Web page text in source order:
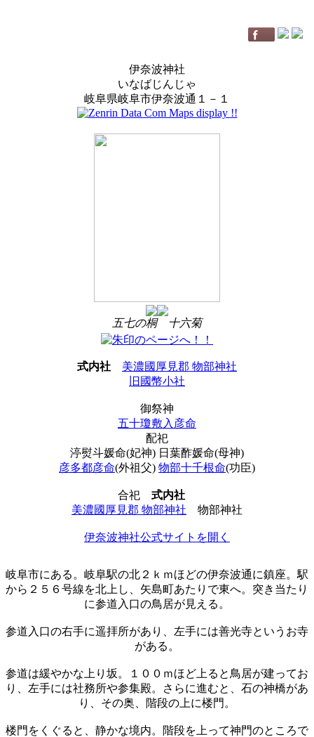
伊奈波神社
いなばじんじゃ
岐阜県岐阜市伊奈波通１－１
五七の桐 十六菊
式内社
美濃國厚見郡 物部神社
旧國幣小社
御祭神
五十瓊敷入彦命
配祀
渟熨斗媛命(妃神) 日葉酢媛命(母神)
彦多都彦命(外祖父) 物部十千根命(功臣)
合祀 式内社
美濃國厚見郡 物部神社 物部神社
伊奈波神社公式サイトを開く
岐阜市にある。岐阜駅の北２ｋｍほどの伊奈波通に鎮座。駅
から２５６号線を北上し、矢島町あたりで東へ。突き当たり
に参道入口の鳥居が見える。
参道入口の右手に遥拝所があり、左手には善光寺というお寺
がある。
参道は緩やかな上り坂。１００ｍほど上ると鳥居が建ってお
り、左手には社務所や参集殿。さらに進むと、石の神橋があ
り、その奥、階段の上に楼門。
楼門をくぐると、静かな境内。階段を上って神門のところで